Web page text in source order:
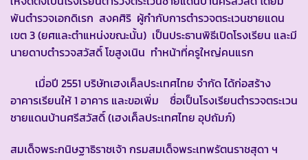
พันตำรวจเอกดิเรก สงคศิริ ผู้กำกับการตำรวจตระเวนชายแดน
เขต 3 (ยศและตำแหน่งขณะนั้น) เป็นประธานพิธีเปิดโรงเรียน และมี
นายดาบตำรวจสวัสดิ์ โขสูงเนิน ทำหน้าที่ครูใหญ่คนแรก
เมื่อปี 2551 บริษัทเฮงเค็ลประเทศไทย จำกัด ได้ก่อสร้าง
อาคารเรียนให้ 1 อาคาร และขอเพิ่ม ชื่อเป็นโรงเรียนตำรวจตระเวน
ชายแดนบ้านศรีสวัสดิ์ (เฮงเค็ลประเทศไทย อุปถัมภ์)
สมเด็จพระกนิษฐาธิราชเจ้า กรมสมเด็จพระเทพรัตนราชสุดา ฯ